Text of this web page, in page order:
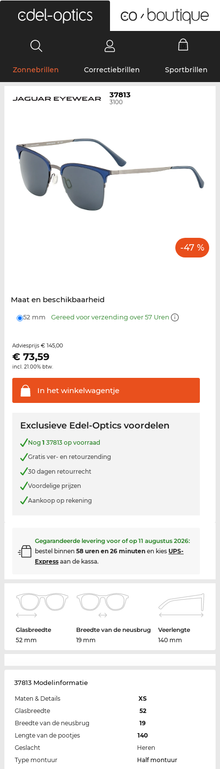
Zonnebrillen Correctiebrillen Sportbrillen
37813
3100
-47 %
Maat en beschikbaarheid
52 mm Gereed voor verzending over 57 Uren
Adviesprijs € 145,00
€ 73,59
incl. 21.00% btw.
In hetwinkelwagentje
Exclusieve Edel-Optics voordelen
Nog 1 37813 op voorraad
Gratis ver- en retourzending
30 dagen retourrecht
Voordelige prijzen
Aankoop op rekening
Gegarandeerde levering voor of op 11 augustus 2026:
bestel binnen 58 uren en 26 minutenen kies UPS-
Expressaan de kassa.
Glasbreedte
52 mm
Breedte van de neusbrug
19 mm
Veerlengte
140 mm
37813 Modelinformatie
Maten & Details
XS
Glasbreedte
52
Breedte van de neusbrug
19
Lengte van de pootjes
140
Geslacht
Heren
Type montuur
Half montuur